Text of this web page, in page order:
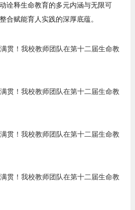
释生命教育的多元内涵与无限可
合赋能育人实践的深厚底蕴。